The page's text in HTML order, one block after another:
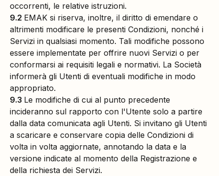
occorrenti, le relative istruzioni.
9.2 EMAK si riserva, inoltre, il diritto di emendare o
altrimenti modificare le presenti Condizioni, nonché i
Servizi in qualsiasi momento. Tali modifiche possono
essere implementate per offrire nuovi Servizi o per
conformarsi ai requisiti legali e normativi. La Società
informerà gli Utenti di eventuali modifiche in modo
appropriato.
9.3 Le modifiche di cui al punto precedente
incideranno sul rapporto con l'Utente solo a partire
dalla data comunicata agli Utenti. Si invitano gli Utenti
a scaricare e conservare copia delle Condizioni di
volta in volta aggiornate, annotando la data e la
versione indicate al momento della Registrazione e
della richiesta dei Servizi.